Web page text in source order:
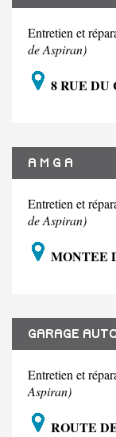
Entretien et
de Aspiran)
8 RUE DU
A M G A
Entretien et
de Aspiran)
MONTEE
GARAGE
Entretien et
Aspiran)
ROUTE